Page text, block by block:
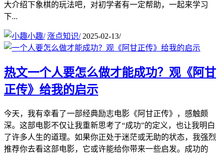
大介绍下象棋的玩法吧，对初学者有一定帮助，一起来学习
下...
小趣/ 涨点知识/ 2025-02-13/
热文一个人要怎么做才能成功？观《阿甘
正传》给我的启示
今天，我有幸看了一部经典励志电影《阿甘正传》，感触颇
深。这部电影不仅让我重新思考了“成功”的定义，也让我明白
了许多人生的道理。如果你正处于迷茫或无助的状态，我强烈
推荐你去看这部电影，它或许能给你带来一些启发。成功的